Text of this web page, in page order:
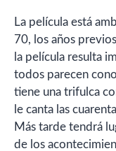
La película está
70, los años
la película resulta
todos parecen
tiene una trifulca
le canta las
Más tarde tendrá
de los